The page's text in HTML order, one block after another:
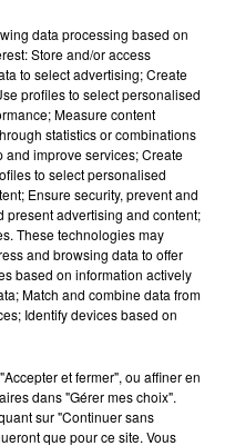
DU 18/07/24
14 min 54 sec
nouveaux pourparlers
l'accord de...
data processing based on
Store and/or access
to select advertising; Create
profiles to select personalised
Measure content
statistics or combinations
and improve services; Create
to select personalised
Ensure security, prevent and
present advertising and content;
These technologies may
and browsing data to offer
based on information actively
Match and combine data from
Identify devices based on
et fermer", ou affiner en
dans "Gérer mes choix".
sur "Continuer sans
que pour ce site. Vous